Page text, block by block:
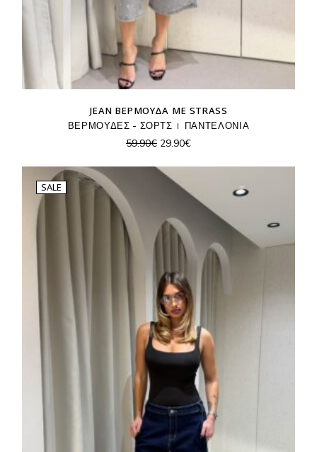
JEAN ΒΕΡΜΟΎΔΑ ΜΕ STRASS
ΒΕΡΜΟΥΔΕΣ - ΣΟΡΤΣ
ΠΑΝΤΕΛΟΝΙΑ
59.90€ Original
price
59.90€.
29.90€Η
τρέχουσα
είναι:
SALE